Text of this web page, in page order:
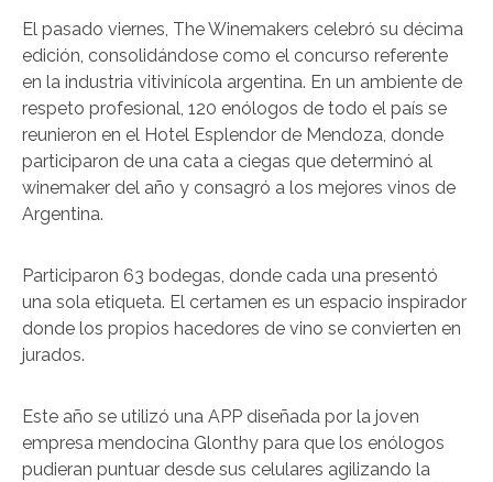
El pasado viernes, The Winemakers celebró su décima
edición, consolidándose como el concurso referente
en la industria vitivinícola argentina. En un ambiente de
respeto profesional, 120 enólogos de todo el país se
reunieron en el Hotel Esplendor de Mendoza, donde
participaron de una cata a ciegas que determinó al
winemaker del año y consagró a los mejores vinos de
Argentina.
Participaron 63 bodegas, donde cada una presentó
una sola etiqueta. El certamen es un espacio inspirador
donde los propios hacedores de vino se convierten en
jurados.
Este año se utilizó una APP diseñada por la joven
empresa mendocina Glonthy para que los enólogos
pudieran puntuar desde sus celulares agilizando la